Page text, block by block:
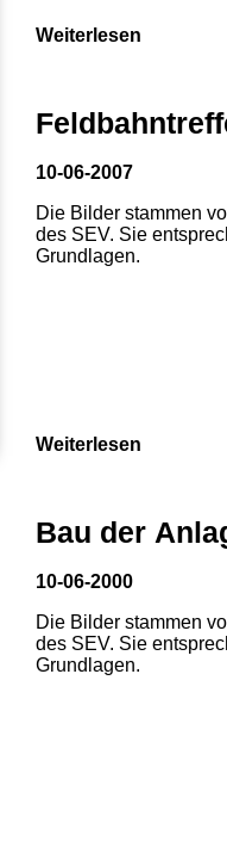
Weiterlesen
10-06-2007
Die Bilder stammen
des SEV. Sie
Grundlagen.
Weiterlesen
Bau der
10-06-2000
Die Bilder stammen
des SEV. Sie
Grundlagen.